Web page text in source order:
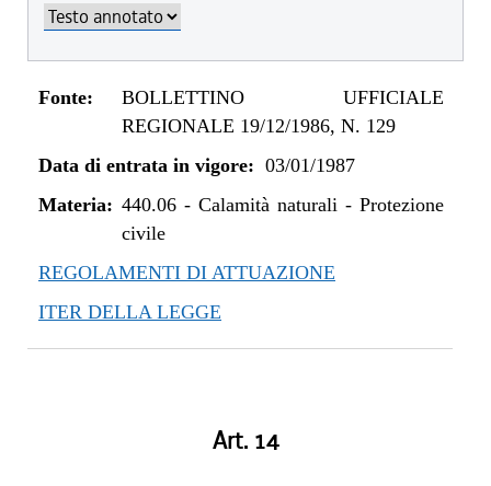
Fonte:
BOLLETTINO UFFICIALE
REGIONALE 19/12/1986, N. 129
Data di entrata in vigore: 03/01/1987
Materia: 440.06- Calamità naturali - Protezione
civile
REGOLAMENTI DI ATTUAZIONE
ITER DELLA LEGGE
Art. 14